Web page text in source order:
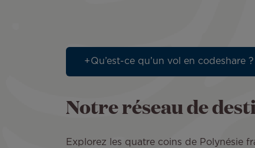
Qu’est-ce qu’un vol en codeshare ?
Notre réseau de
Explorez les quatre coins de Polynésie